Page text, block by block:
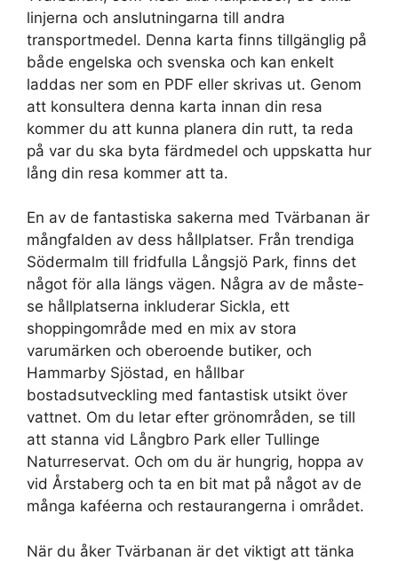
linjerna och anslutningarna till andra
transportmedel. Denna karta finns tillgänglig på
både engelska och svenska och kan enkelt
laddas ner som en PDF eller skrivas ut. Genom
att konsultera denna karta innan din resa
kommer du att kunna planera din rutt, ta reda
på var du ska byta färdmedel och uppskatta hur
lång din resa kommer att ta.
En av de fantastiska sakerna med Tvärbanan är
mångfalden av dess hållplatser. Från trendiga
Södermalm till fridfulla Långsjö Park, finns det
något för alla längs vägen. Några av de måste-
se hållplatserna inkluderar Sickla, ett
shoppingområde med en mix av stora
varumärken och oberoende butiker, och
Hammarby Sjöstad, en hållbar
bostadsutveckling med fantastisk utsikt över
vattnet. Om du letar efter grönområden, se till
att stanna vid Långbro Park eller Tullinge
Naturreservat. Och om du är hungrig, hoppa av
vid Årstaberg och ta en bit mat på något av de
många kaféerna och restaurangerna i området.
När du åker Tvärbanan är det viktigt att tänka